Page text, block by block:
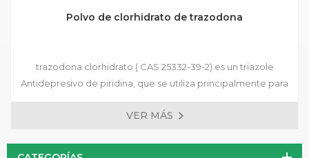
Polvo de clorhidrato de trazodona
trazodona clorhidrato ( CAS 25332-39-2) es un triazole
Antidepresivo de piridina, que se utiliza principalmente para
tratar varios tipos de depresión, trastornos de ansiedad
acompañados de síntomas depresivos y trastornos del
VER MÁS